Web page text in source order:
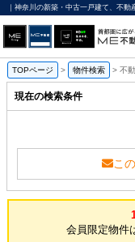
｜神奈川の新築・中古一戸建て、不動
TOPページ > 物件検索 > 不
現在の検索条件
こ
会員限定物件